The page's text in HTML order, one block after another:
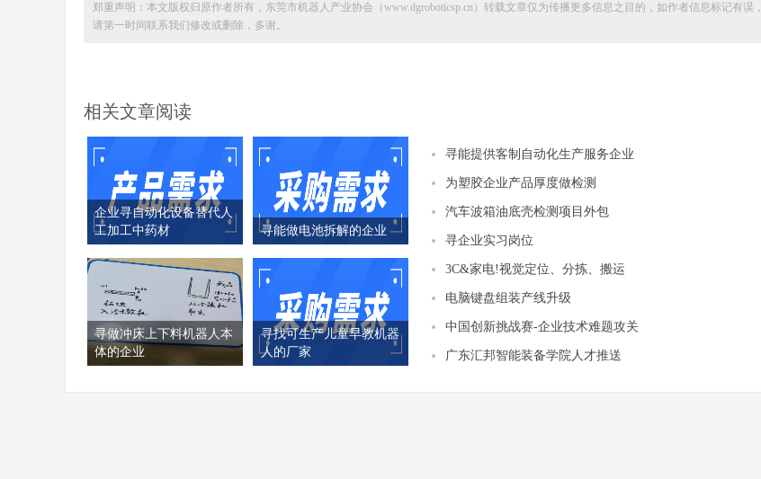
郑重声明：本文版权归原作者所有，东莞市机器人产业协会（www.dgroboticsp.cn）转载文章仅为传播更多信息之目的，如作者信息标记有误，
请第一时间联系我们修改或删除，多谢。
相关文章阅读
企业寻自动化设备替代人
工加工中药材
寻能做电池拆解的企业
寻做冲床上下料机器人本
体的企业
寻找可生产儿童早教机器
人的厂家
寻能提供客制自动化生产服务企业
为塑胶企业产品厚度做检测
汽车波箱油底壳检测项目外包
寻企业实习岗位
3C&家电!视觉定位、分拣、搬运
电脑键盘​‬‬组装产线升级
中国创新挑战赛-企业技术难题攻关
广东汇邦智能装备学院人才推送